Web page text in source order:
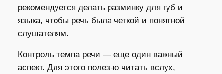
рекомендуется делать разминку для губ и
языка, чтобы речь была четкой и понятной
слушателям.
Контроль темпа речи — еще один важный
аспект. Для этого полезно читать вслух,